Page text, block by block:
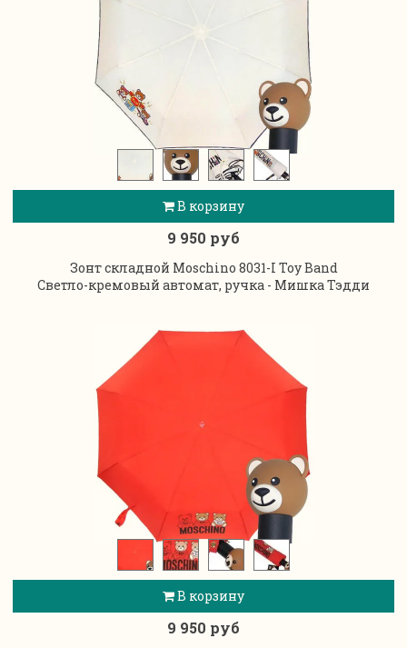
В корзину
9 950 руб
Зонт складной Moschino 8031-I Toy Band
Светло-кремовый автомат, ручка - Мишка Тэдди
В корзину
9 950 руб